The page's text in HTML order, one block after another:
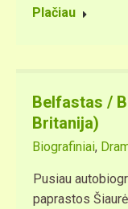
Plačiau
Belfastas /
Britanija)
Biografiniai,
Pusiau
paprastos